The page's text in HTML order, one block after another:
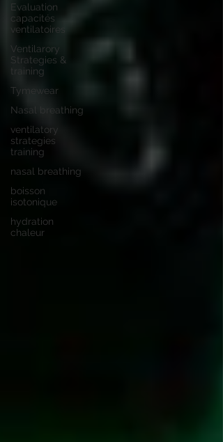
Evaluation
capacités
ventilatoires
Ventilarory
Strategies &
training
Tymewear
Nasal breathing
ventilatory
strategies
training
nasal breathing
boisson
isotonique
hydration
chaleur